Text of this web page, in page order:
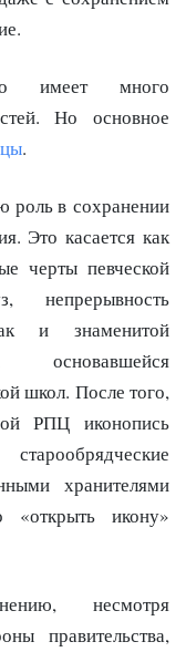
имеет много
Но основное
.
роль в сохранении
Это касается как
черты певческой
и знаменитой
основавшейся
школ. После того,
РПЦ иконопись
хранителями
«открыть икону»
несмотря
правительства,